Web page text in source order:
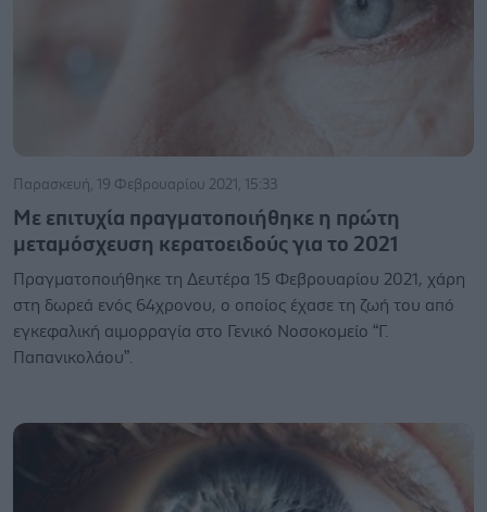
Παρασκευή, 19 Φεβρουαρίου 2021, 15:33
Με επιτυχία πραγματοποιήθηκε η πρώτη
μεταμόσχευση κερατοειδούς για το 2021
Πραγματοποιήθηκε τη Δευτέρα 15 Φεβρουαρίου 2021, χάρη
στη δωρεά ενός 64χρονου, ο οποίος έχασε τη ζωή του από
εγκεφαλική αιμορραγία στο Γενικό Νοσοκομείο “Γ.
Παπανικολάου”.